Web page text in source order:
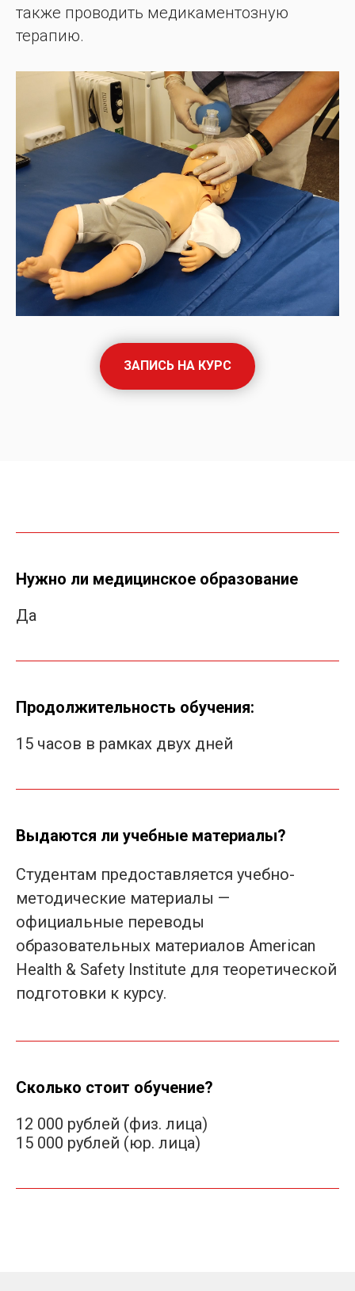
также проводить медикаментозную
терапию.
ЗАПИСЬ НА КУРС
Нужно ли медицинское образование
Да
Продолжительность обучения:
15 часов в рамках двух дней
Выдаются ли учебные материалы?
Студентам предоставляется учебно-
методические материалы —
официальные переводы
образовательных материалов American
Health & Safety Institute для теоретической
подготовки к курсу.
Сколько стоит обучение?
12 000 рублей (физ. лица)
15 000 рублей (юр. лица)